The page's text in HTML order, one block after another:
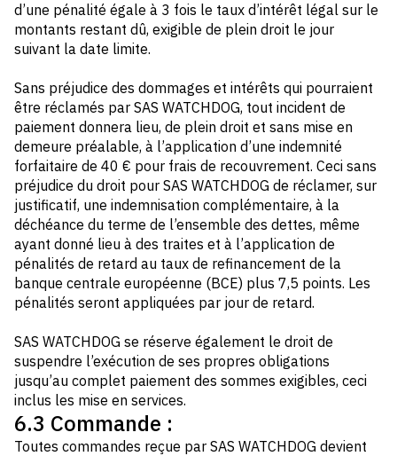
d’une pénalité égale à 3 fois le taux d’intérêt légal sur le
montants restant dû, exigible de plein droit le jour
suivant la date limite.
Sans préjudice des dommages et intérêts qui pourraient
être réclamés par SAS WATCHDOG, tout incident de
paiement donnera lieu, de plein droit et sans mise en
demeure préalable, à l’application d’une indemnité
forfaitaire de 40 € pour frais de recouvrement. Ceci sans
préjudice du droit pour SAS WATCHDOG de réclamer, sur
justificatif, une indemnisation complémentaire, à la
déchéance du terme de l’ensemble des dettes, même
ayant donné lieu à des traites et à l’application de
pénalités de retard au taux de refinancement de la
banque centrale européenne (BCE) plus 7,5 points. Les
pénalités seront appliquées par jour de retard.
SAS WATCHDOG se réserve également le droit de
suspendre l’exécution de ses propres obligations
jusqu’au complet paiement des sommes exigibles, ceci
inclus les mise en services.
6.3 Commande :
Toutes commandes reçue par SAS WATCHDOG devient